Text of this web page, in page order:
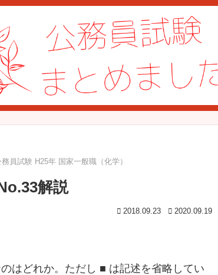
務員試験 H25年 国家一般職（化学）
解説
2018.09.23 2020.09.19
はどれか。 ただし ■ は記述を省略してい